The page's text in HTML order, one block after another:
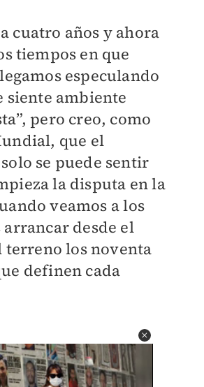
cuatro años y ahora
tiempos en que
especulando
siente ambiente
pero creo, como
que el
se puede sentir
la disputa en la
veamos a los
desde el
terreno los noventa
definen cada